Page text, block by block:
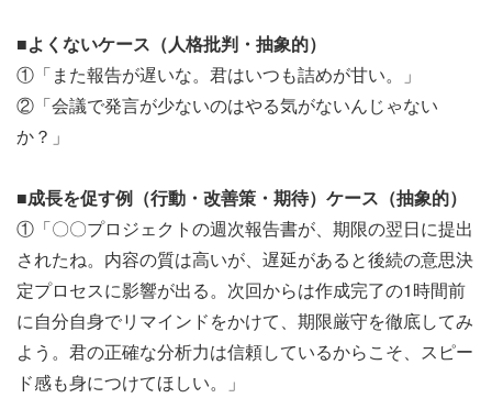
■よくないケース（人格批判・抽象的）
①「また報告が遅いな。君はいつも詰めが甘い。」
②「会議で発言が少ないのはやる気がないんじゃない
か？」
■成長を促す例（行動・改善策・期待）ケース（抽象的）
①「〇〇プロジェクトの週次報告書が、期限の翌日に提出
されたね。内容の質は高いが、遅延があると後続の意思決
定プロセスに影響が出る。次回からは作成完了の1時間前
に自分自身でリマインドをかけて、期限厳守を徹底してみ
よう。君の正確な分析力は信頼しているからこそ、スピー
ド感も身につけてほしい。」